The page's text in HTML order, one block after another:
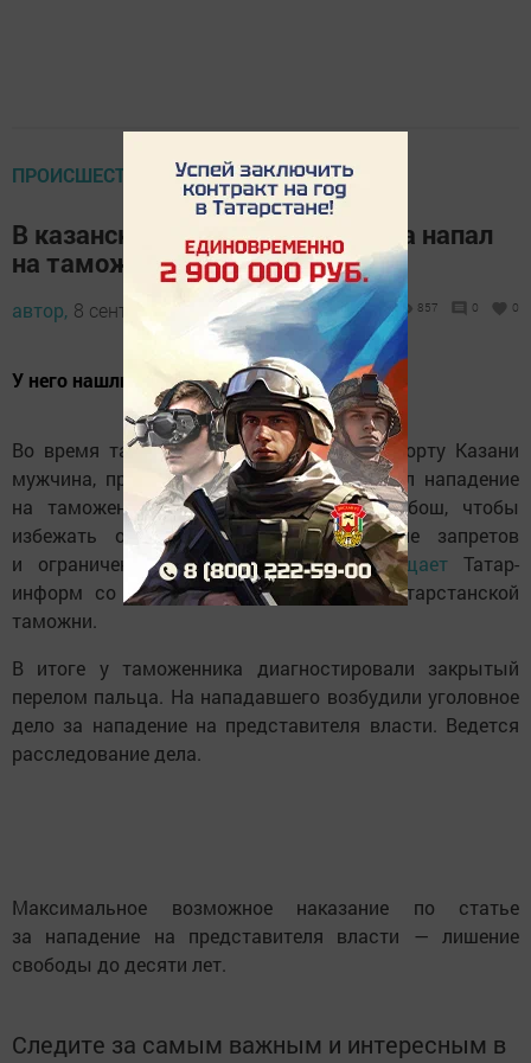
ПРОИСШЕСТВИЯ
В казанском аэропорту мужчина напал
на таможенника
автор, 8 сентября 2022 - 14:57 857 0 0
У него нашли большой груз табака.
Во время таможенного контроля в аэропорту Казани
мужчина, прибывший из Турции, совершил нападение
на таможенного рабочего и устроил дебош, чтобы
избежать ответственности за нарушение запретов
и ограничений при ввозе табака,сообщает Татар-
информ со ссылкой на пресс-службу Татарстанской
таможни.
В итоге у таможенника диагностировали закрытый
перелом пальца. На нападавшего возбудили уголовное
дело за нападение на представителя власти. Ведется
расследование дела.
Максимальное возможное наказание по статье
за нападение на представителя власти — лишение
свободы до десяти лет.
Следите за самым важным и интересным в